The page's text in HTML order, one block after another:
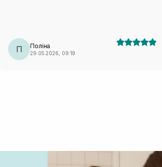
П Поліна
29.05.2026, 09:19